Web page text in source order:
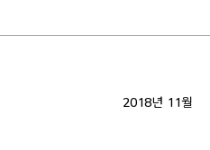
2018년 11월